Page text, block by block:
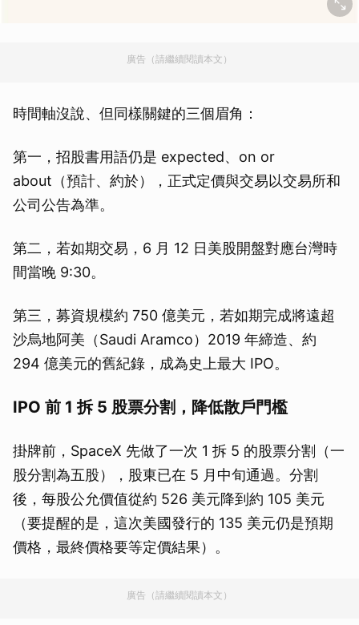
廣告（請繼續閱讀本文）
時間軸沒說、但同樣關鍵的三個眉角：
第一，招股書用語仍是 expected、on or
about（預計、約於），正式定價與交易以交易所和
公司公告為準。
第二，若如期交易，6 月 12 日美股開盤對應台灣時
間當晚 9:30。
第三，募資規模約 750 億美元，若如期完成將遠超
沙烏地阿美（Saudi Aramco）2019 年締造、約
294 億美元的舊紀錄，成為史上最大 IPO。
IPO 前 1 拆 5 股票分割，降低散戶門檻
掛牌前，SpaceX 先做了一次 1 拆 5 的股票分割（一
股分割為五股），股東已在 5 月中旬通過。分割
後，每股公允價值從約 526 美元降到約 105 美元
（要提醒的是，這次美國發行的 135 美元仍是預期
價格，最終價格要等定價結果）。
廣告（請繼續閱讀本文）